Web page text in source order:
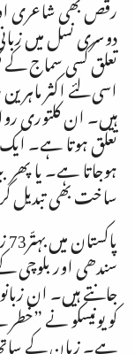
دوسری نسل میں
تعلق کسی سماج کے
اسی لئے اکثر
ہیں۔ ان کلتوری
تعلق ہوتا ہے۔
ہوجاتا ہے۔ یا
ساخت بھی تبدیل
سندھی اور بلوچی
کو یونیسکو نے
ہے۔ زبان کے